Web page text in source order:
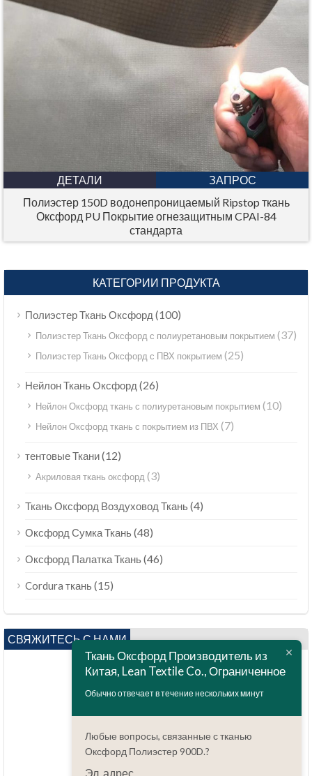
ДЕТАЛИ
ЗАПРОС
Полиэстер 150D водонепроницаемый Ripstop ткань
Оксфорд PU Покрытие огнезащитным CPAI-84
стандарта
КАТЕГОРИИ ПРОДУКТА
Полиэстер Ткань Оксфорд (100)
Полиэстер Ткань Оксфорд с полиуретановым покрытием (37)
Полиэстер Ткань Оксфорд с ПВХ покрытием (25)
Нейлон Ткань Оксфорд (26)
Нейлон Оксфорд ткань с полиуретановым покрытием (10)
Нейлон Оксфорд ткань с покрытием из ПВХ (7)
тентовые Ткани(12)
Акриловая ткань оксфорд (3)
Ткань Оксфорд Воздуховод Ткань(4)
Оксфорд Сумка Ткань(48)
Оксфорд Палатка Ткань(46)
Cordura ткань(15)
СВЯЖИТЕСЬ С НАМИ
Вопросов?
86.15051486055
Ткань Оксфорд Производитель из
Китая, Lean Textile Co., Ограниченное
Обычно отвечает в течение нескольких минут
Любые вопросы, связанные с тканью
Оксфорд Полиэстер 900D.?
Эл. адрес